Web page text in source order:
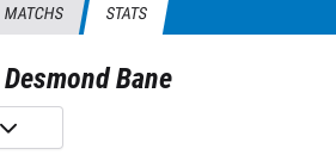
MATCHS STATS
Desmond Bane